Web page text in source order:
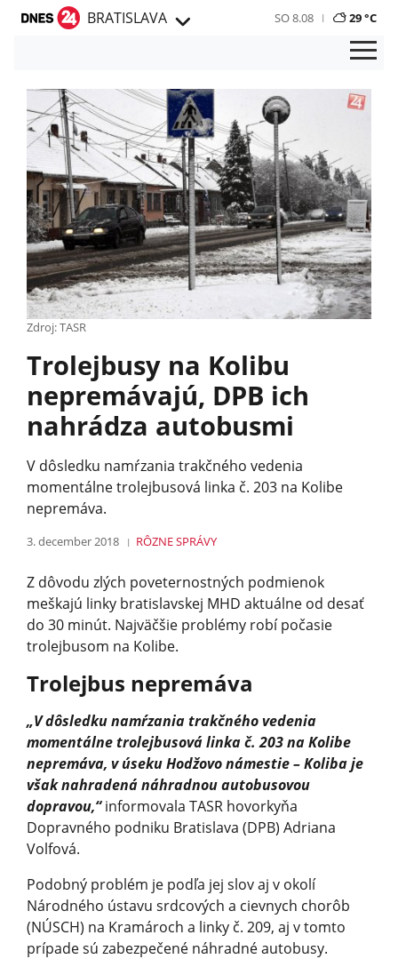
BRATISLAVA SO 8.08 29 °C
Zdroj: TASR
Trolejbusy na Kolibu
nepremávajú, DPB ich
nahrádza autobusmi
V dôsledku namŕzania trakčného vedenia
momentálne trolejbusová linka č. 203 na Kolibe
nepremáva.
3. december 2018 RÔZNESPRÁVY
Z dôvodu zlých poveternostných podmienok
meškajú linky bratislavskej MHD aktuálne od desať
do 30 minút. Najväčšie problémy robí počasie
trolejbusom na Kolibe.
Trolejbus nepremáva
„V dôsledku namŕzania trakčného vedenia
momentálne trolejbusová linka č. 203 na Kolibe
nepremáva, v úseku Hodžovo námestie – Koliba je
však nahradená náhradnou autobusovou
dopravou,“informovala TASR hovorkyňa
Dopravného podniku Bratislava (DPB) Adriana
Volfová.
Podobný problém je podľa jej slov aj v okolí
Národného ústavu srdcových a cievnych chorôb
(NÚSCH) na Kramároch a linky č. 209, aj v tomto
prípade sú zabezpečené náhradné autobusy.